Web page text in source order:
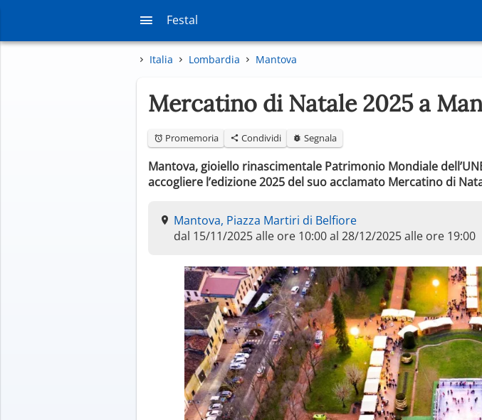
Festal
Italia Lombardia Mantova
Mercatino di Natale 2025 a
Promemoria Condividi Segnala
Mantova, gioiello rinascimentale Patrimonio Mondiale
accogliere l’edizione 2025 del suo acclamato Mercatino di
Mantova, Piazza Martiri di Belfiore
dal 15/11/2025 alle ore 10:00 al 28/12/2025 alle ore 19:00